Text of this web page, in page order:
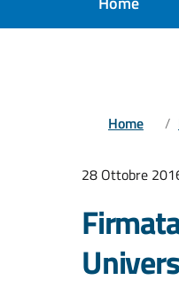
Home
28 Ottobre